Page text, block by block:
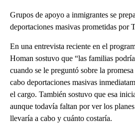
Grupos de apoyo a inmigrantes se
deportaciones masivas prometidas por
En una entrevista reciente en el
Homan sostuvo que “las familias
cuando se le preguntó sobre la
cabo deportaciones masivas
el cargo. También sostuvo que esa
aunque todavía faltan por ver los
llevaría a cabo y cuánto costaría.